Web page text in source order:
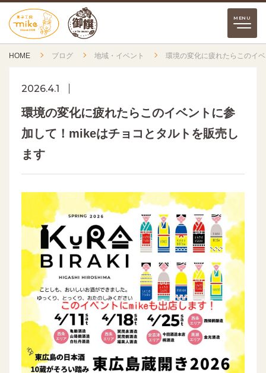
HOME ブログ 地域・イベント 環境の変化に疲れたらこのイ
2026.4.1
環境の変化に疲れたらこのイベントに参
加して！mikeはチョコとタルトを販売し
ます